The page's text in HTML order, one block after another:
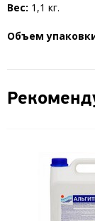
Вес: 1,1 кг.
Объем